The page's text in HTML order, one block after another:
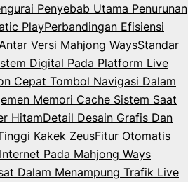
Penyebab Utama Penurunan
PlayPerbandingan Efisiensi
Versi Mahjong WaysStandar
Digital Pada Platform Live
Cepat Tombol Navigasi Dalam
Memori Cache Sistem Saat
HitamDetail Desain Grafis Dan
Kakek ZeusFitur Otomatis
Pada Mahjong Ways
Dalam Menampung Trafik Live